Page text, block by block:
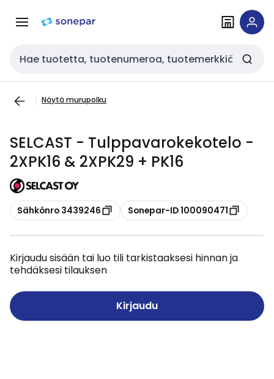
navigointiinsisältöön
Haku
Näytä murupolku
SELCAST - Tulppavarokekotelo -
2XPK16 & 2XPK29 + PK16
Kopioi
Sähkönro 3439246 Kopioi
Sonepar-ID 100090471
Kirjaudu sisään tai luo tili tarkistaaksesi hinnan ja
tehdäksesi tilauksen
Kirjaudu